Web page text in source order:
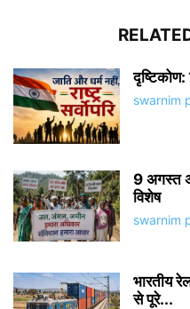
दृष्टिकोण:
swarnim
9 अगस्त
विशेष
swarnim
भारतीय
से पूरे...